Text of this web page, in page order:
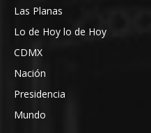
Las Planas
Lo de Hoy lo de Hoy
CDMX
Nación
Presidencia
Mundo